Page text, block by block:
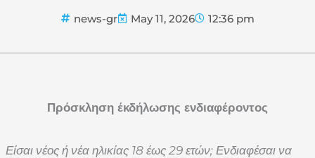
news-gr May 11, 2026 12:36 pm
Πρόσκληση έκδήλωσης ενδιαφέροντος
Είσαι νέος ή νέα ηλικίας 18 έως 29 ετών; Ενδιαφέσαι να